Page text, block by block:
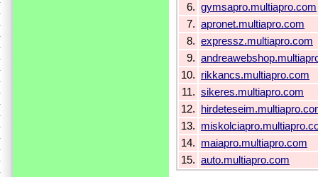
6. gymsapro.multiapro.com
7. apronet.multiapro.com
8. expressz.multiapro.com
9.
10.
rikkancs.multiapro.com
11. sikeres.multiapro.com
12.
13.
14.
maiapro.multiapro.com
15. auto.multiapro.com